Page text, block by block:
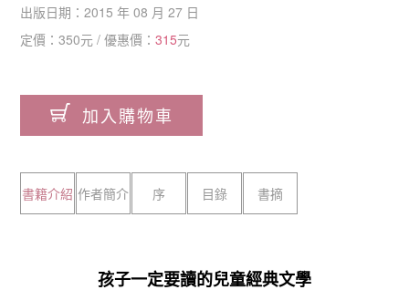
出版日期：2015 年 08 月 27 日
定價：350元 / 優惠價：315元
加入購物車
書籍介紹 作者簡介 序 目錄 書摘
孩子一定要讀的兒童經典文學